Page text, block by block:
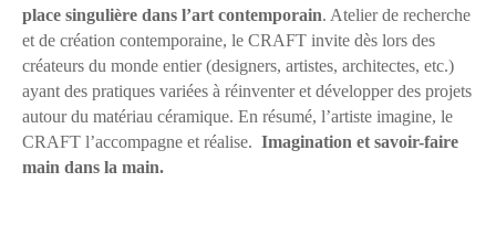
place singulière dans l’art contemporain. Atelier de recherche
et de création contemporaine, le CRAFT invite dès lors des
créateurs du monde entier (designers, artistes, architectes, etc.)
ayant des pratiques variées à réinventer et développer des projets
autour du matériau céramique. En résumé, l’artiste imagine, le
CRAFT l’accompagne et réalise. Imagination et savoir-faire
main dans la main.